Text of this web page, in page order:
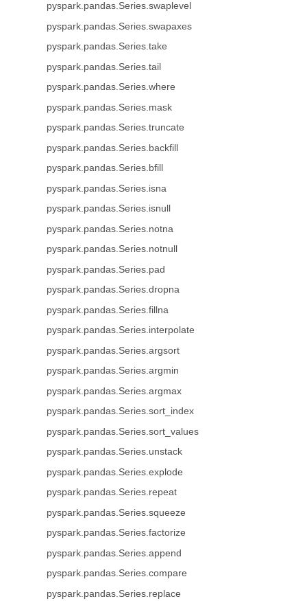
pyspark.pandas.Series.swaplevel
pyspark.pandas.Series.swapaxes
pyspark.pandas.Series.take
pyspark.pandas.Series.tail
pyspark.pandas.Series.where
pyspark.pandas.Series.mask
pyspark.pandas.Series.truncate
pyspark.pandas.Series.backfill
pyspark.pandas.Series.bfill
pyspark.pandas.Series.isna
pyspark.pandas.Series.isnull
pyspark.pandas.Series.notna
pyspark.pandas.Series.notnull
pyspark.pandas.Series.pad
pyspark.pandas.Series.dropna
pyspark.pandas.Series.fillna
pyspark.pandas.Series.interpolate
pyspark.pandas.Series.argsort
pyspark.pandas.Series.argmin
pyspark.pandas.Series.argmax
pyspark.pandas.Series.sort_index
pyspark.pandas.Series.sort_values
pyspark.pandas.Series.unstack
pyspark.pandas.Series.explode
pyspark.pandas.Series.repeat
pyspark.pandas.Series.squeeze
pyspark.pandas.Series.factorize
pyspark.pandas.Series.append
pyspark.pandas.Series.compare
pyspark.pandas.Series.replace